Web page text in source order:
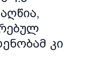
კი